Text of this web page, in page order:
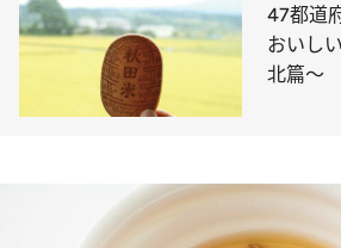
47都道
おいし
北篇～